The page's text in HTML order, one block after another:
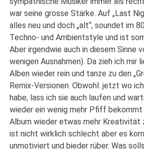
war seine grosse Stärke. Auf „Last
alles neu und doch „alt“, soundet im
Techno- und Ambientstyle und ist
Aber irgendwie auch in diesem Sinne
wenigen Ausnahmen). Da zieh ich mir
Alben wieder rein und tanze zu den
Remix-Versionen. Obwohl: jetzt wo
habe, lass ich sie auch laufen und
wieder ein wenig mehr Pfiff
Album wieder etwas mehr Kreativität
ist nicht wirklich schlecht aber es
unmotiviert und bieder rüber. Was